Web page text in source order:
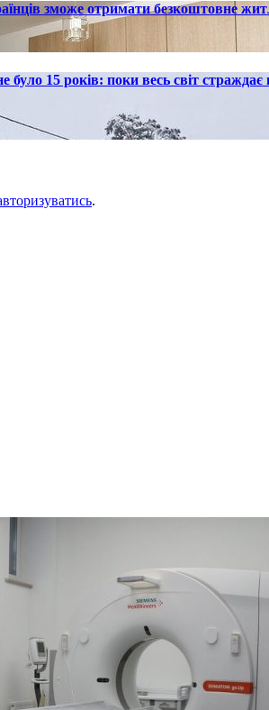
зможе отримати безкоштовне
було 15 років: поки весь світ
.